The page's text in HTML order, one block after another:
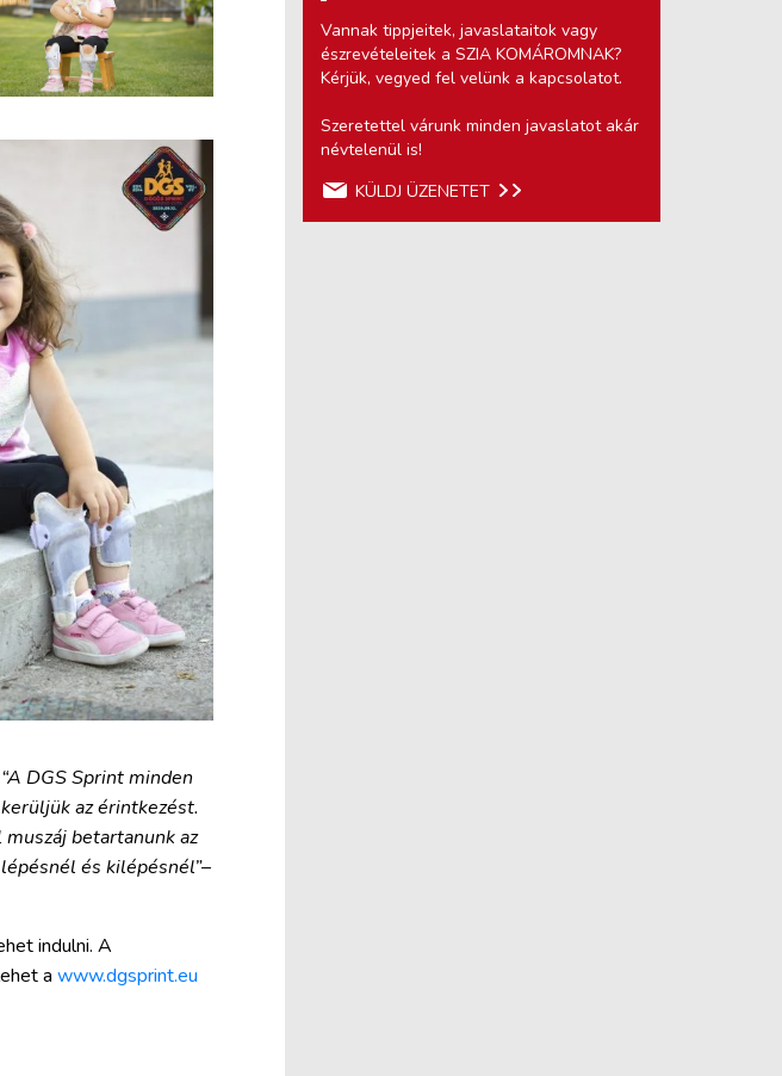
“A DGS Sprint minden
az érintkezést.
betartanunk az
és kilépésnél”–
indulni. A
a www.dgsprint.eu
Vannak tippjeitek, javaslataitok vagy
észrevételeitek a SZIA KOMÁROMNAK?
Kérjük, vegyed fel velünk a kapcsolatot.
Szeretettel várunk minden javaslatot akár
névtelenül is!
KÜLDJ ÜZENETET